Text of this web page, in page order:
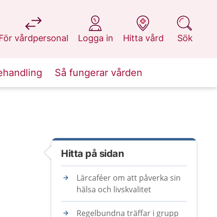
vårdpersonal
på 1177.se
Logga in
på 1177.se
Hitta vård
på 1177.se
Sök
på 1177.se
Så fungerar vården
Hitta på sidan
Lärcaféer om att påverka sin
hälsa och livskvalitet
Regelbundna träffar i grupp